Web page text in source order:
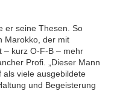
er seine Thesen. So
Marokko, der mit
– kurz O-F-B – mehr
Profi. „Dieser Mann
als viele ausgebildete
und Begeisterung